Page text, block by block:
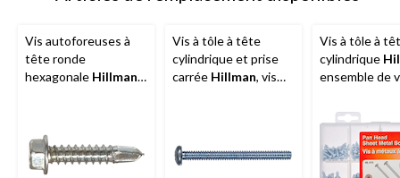
Vis autoforeuses à
tête ronde
hexagonale Hillman,
Vis à tôle à tête
cylindrique et prise
carrée Hillman, vis
Vis à tôle à
cylindrique
ensemble de
220